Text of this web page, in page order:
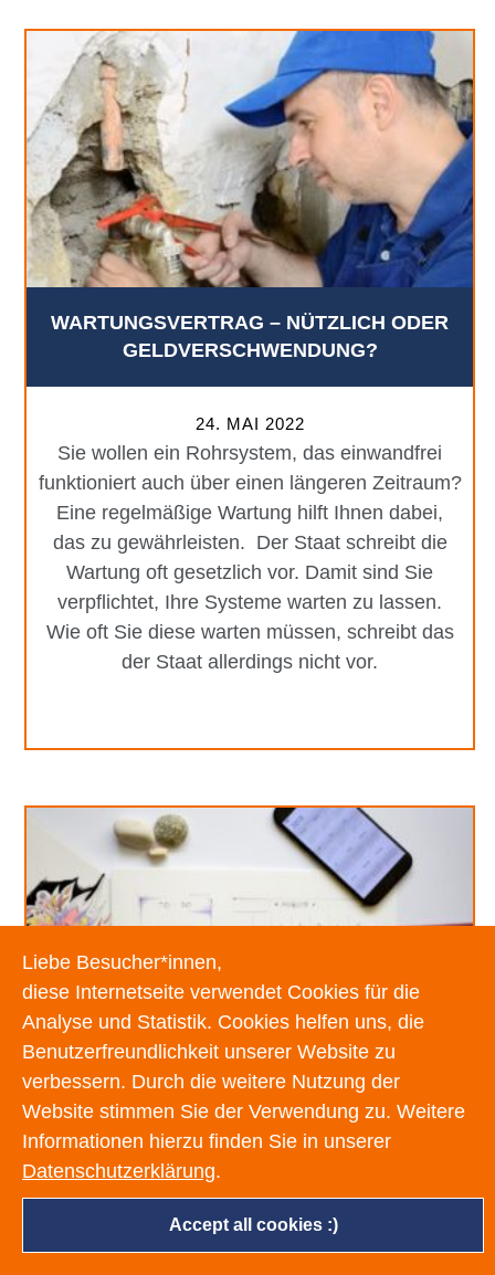
WARTUNGSVERTRAG – NÜTZLICH ODER
GELDVERSCHWENDUNG?
24. MAI 2022
Sie wollen ein Rohrsystem, das einwandfrei
funktioniert auch über einen längeren Zeitraum?
Eine regelmäßige Wartung hilft Ihnen dabei,
das zu gewährleisten. Der Staat schreibt die
Wartung oft gesetzlich vor. Damit sind Sie
verpflichtet, Ihre Systeme warten zu lassen.
Wie oft Sie diese warten müssen, schreibt das
der Staat allerdings nicht vor.
URLAUB RICHTIG PLANEN –
ROHRBRUCH VERHINDERN
Accept all cookies :)
Liebe Besucher*innen,
diese Internetseite verwendet Cookies für die
Analyse und Statistik. Cookies helfen uns, die
Benutzerfreundlichkeit unserer Website zu
verbessern. Durch die weitere Nutzung der
Website stimmen Sie der Verwendung zu. Weitere
Informationen hierzu finden Sie in unserer
Datenschutzerklärung.